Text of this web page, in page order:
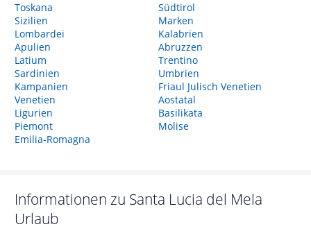
Toskana
Sizilien
Lombardei
Apulien
Latium
Sardinien
Kampanien
Venetien
Ligurien
Piemont
Emilia-Romagna
Südtirol
Marken
Kalabrien
Abruzzen
Trentino
Umbrien
Friaul Julisch Venetien
Aostatal
Basilikata
Molise
Informationen zu Santa Lucia del Mela
Urlaub